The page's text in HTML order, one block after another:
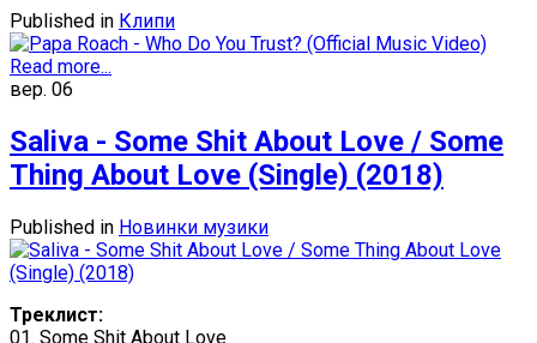
Published in Клипи
Read more...
вер. 06
Saliva - Some Shit About Love / Some
Thing About Love (Single) (2018)
Published in Новинки музики
Треклист:
01. Some Shit About Love